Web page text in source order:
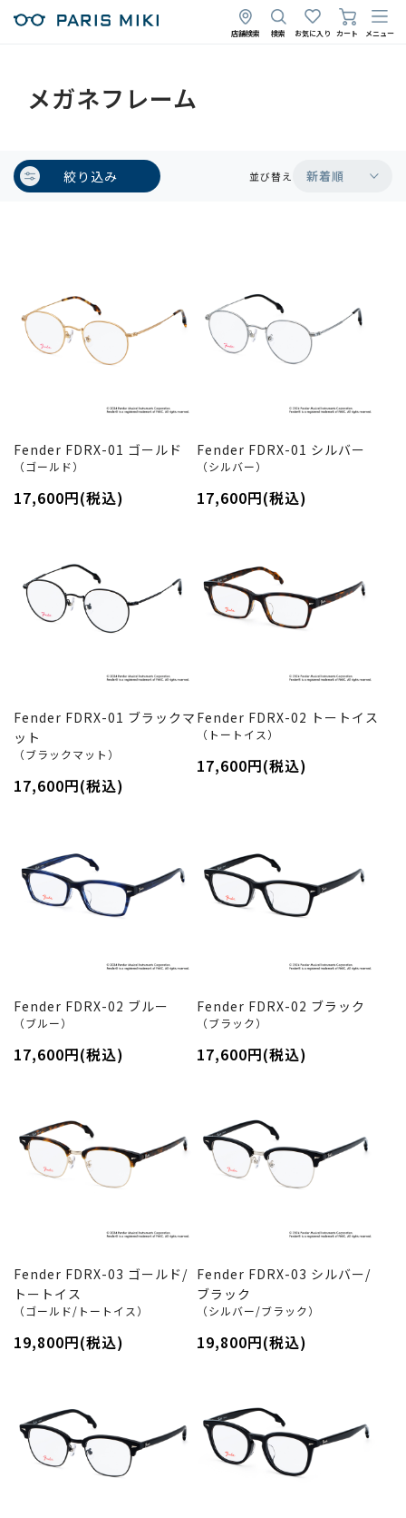
店舗検索 検索 お気に入り カート メニュー
メガネフレーム
絞り込み 並び替え 新着順
Fender FDRX-01 ゴールド
（ゴールド）
17,600円(税込)
Fender FDRX-01 シルバー
（シルバー）
17,600円(税込)
Fender FDRX-01 ブラックマ
ット
（ブラックマット）
17,600円(税込)
Fender FDRX-02 トートイス
（トートイス）
17,600円(税込)
Fender FDRX-02 ブルー
（ブルー）
17,600円(税込)
Fender FDRX-02 ブラック
（ブラック）
17,600円(税込)
Fender FDRX-03 ゴールド/
トートイス
（ゴールド/トートイス）
19,800円(税込)
Fender FDRX-03 シルバー/
ブラック
（シルバー/ブラック）
19,800円(税込)